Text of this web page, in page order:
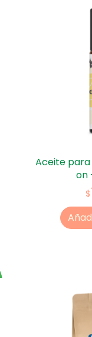
Aceite
on
$